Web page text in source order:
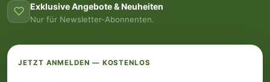
Exklusive Angebote & Neuheiten
Nur für Newsletter-Abonnenten.
JETZT ANMELDEN — KOSTENLOS